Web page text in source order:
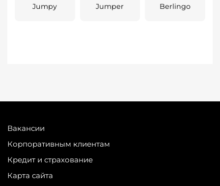
Jumpy Jumper Berlingo
Вакансии
Корпоративным клиентам
Кредит и страхование
Карта сайта